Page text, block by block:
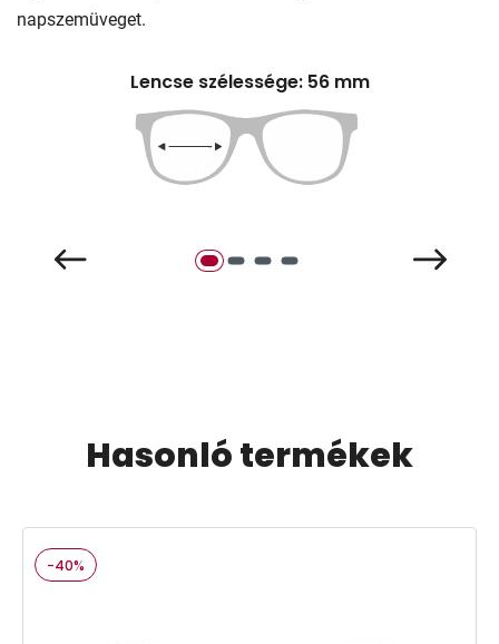
napszemüveget.
Lencse szélessége: 56 mm
Hasonló termékek
-40%